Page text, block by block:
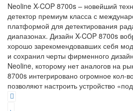
Neoline X-COP 8700s – новейший
детектор премиум класса с
платформой для детектирования
диапазонах. Дизайн X-COP 8700s
хорошо зарекомендовавших себя
и сохранил черты фирменного
Neoline, которому нет аналогов на
8700s интегрировано огромное кол-
позволяют настроить устройство